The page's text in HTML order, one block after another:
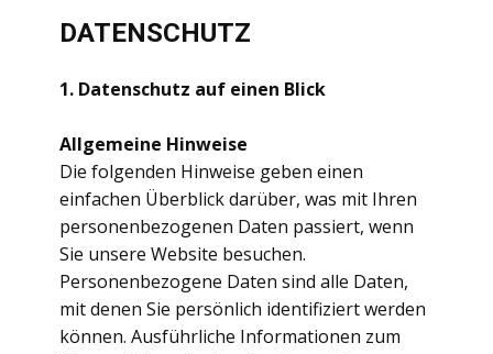
DATENSCHUTZ
1. Datenschutz auf einen Blick
Allgemeine Hinweise
Die folgenden Hinweise geben einen
einfachen Überblick darüber, was mit Ihren
personenbezogenen Daten passiert, wenn
Sie unsere Website besuchen.
Personenbezogene Daten sind alle Daten,
mit denen Sie persönlich identifiziert werden
können. Ausführliche Informationen zum